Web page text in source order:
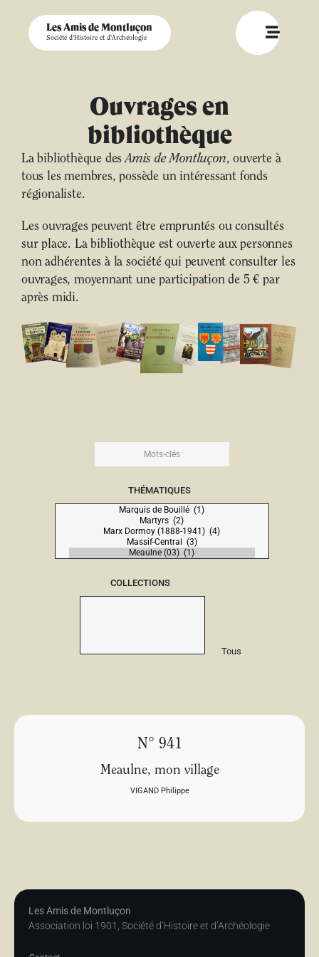
Les Amis de Montluçon
Société d'Histoire et d'Archéologie
Ouvrages en
bibliothèque
La bibliothèque desAmis de Montluçon, ouverte à
tous les membres, possède un intéressant fonds
régionaliste.
Les ouvrages peuvent être empruntés ou consultés
sur place. La bibliothèque est ouverte aux personnes
non adhérentes à la société qui peuvent consulter les
ouvrages, moyennant une participation de 5 € par
après midi.
THÉMATIQUES
COLLECTIONS
Tous
N° 941
Meaulne, mon village
VIGAND Philippe
Les Amis de Montluçon
Association loi 1901, Société d’Histoire et d’Archéologie